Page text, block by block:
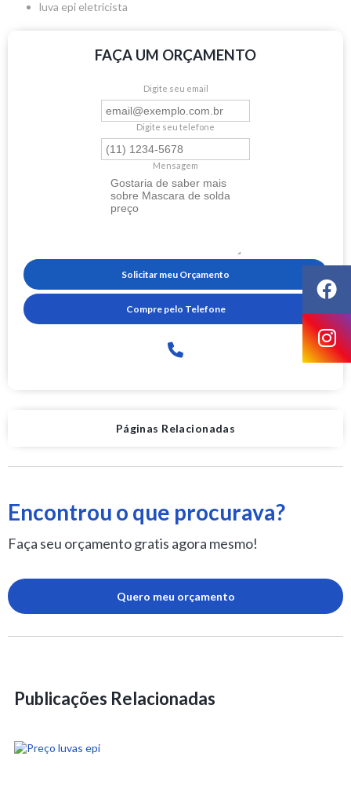
luva epi eletricista
FAÇA UM ORÇAMENTO
Digite seu email
Digite seu telefone
Mensagem
Solicitar meu Orçamento
Compre pelo Telefone
Páginas Relacionadas
Encontrou o que procurava?
Faça seu orçamento gratis agora mesmo!
Quero meu orçamento
Publicações Relacionadas